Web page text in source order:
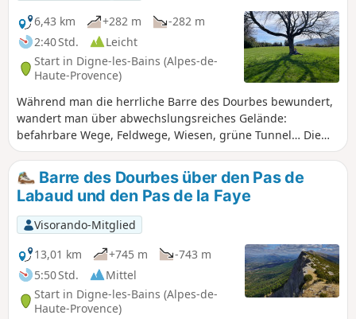
6,43 km
+282 m
-282 m
2:40 Std.
Leicht
Start in Digne-les-Bains (Alpes-de-
Haute-Provence)
Während man die herrliche Barre des Dourbes bewundert,
wandert man über abwechslungsreiches Gelände:
befahrbare Wege, Feldwege, Wiesen, grüne Tunnel… Die
hügelige Landschaft sorgt für abwechslungsreiche
Ausblicke und trainiert die Beine mehr als auf ebenem
Gelände. Es handelt sich also um einen halbtägigen
Familienspaziergang mit einem Ausgangspunkt 30 Minuten
von Digne entfernt. Wenn Sie sich selbst oder anderen Lust
auf einen Aufstieg zur Barre machen wollen, dann wird
Ihnen diese Wanderung das Wasser im Mund
zusammenlaufen lassen!
Barre des Dourbes über den Pas de
Labaud und den Pas de la Faye
Visorando-Mitglied
13,01 km
+745 m
-743 m
5:50 Std.
Mittel
Start in Digne-les-Bains (Alpes-de-
Haute-Provence)